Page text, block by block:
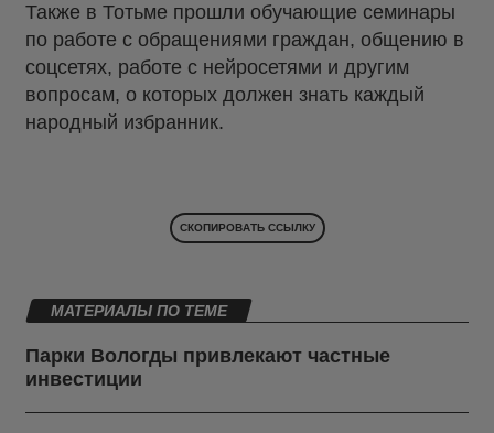
Также в Тотьме прошли обучающие семинары
по работе с обращениями граждан, общению в
соцсетях, работе с нейросетями и другим
вопросам, о которых должен знать каждый
народный избранник.
СКОПИРОВАТЬ ССЫЛКУ
МАТЕРИАЛЫ ПО ТЕМЕ
Парки Вологды привлекают частные
инвестиции